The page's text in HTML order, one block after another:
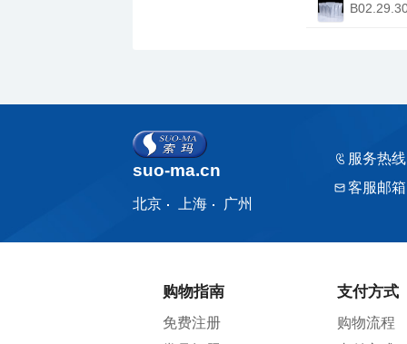
suo-ma.cn
北京 上海 广州
服务热
客服邮
购物指南
免费注册
支付方式
购物流程